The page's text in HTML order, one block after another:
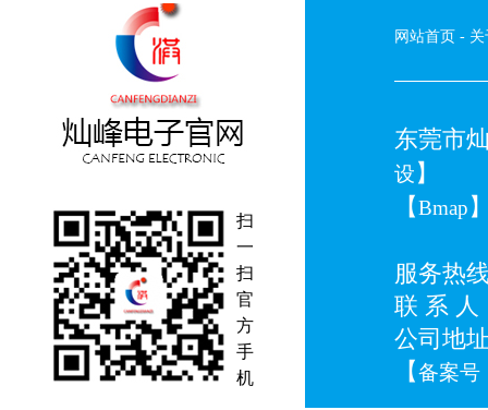
扫
一
扫
官
方
手
机
网站首页 -
东莞市
设】
【Bmap
服务热
联 系 人
公司地
【备案号